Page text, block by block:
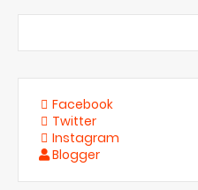
Facebook
Twitter
Instagram
Blogger